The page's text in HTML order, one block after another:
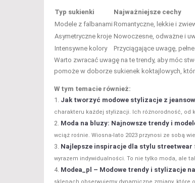
Typ sukienki Najważniejsze cechy
Modele z falbanami Romantyczne, lekkie i
Asymetryczne kroje Nowoczesne, odważne i
Intensywne kolory
Przyciągające uwagę,
Warto zwracać uwagę na te trendy, aby móc
pomoże w doborze sukienek koktajlowych,
W tym temacie również:
Jak tworzyć modowe stylizacje z
charakteru każdej stylizacji. Ich różnorodność, od
Moda na bluzy: Najnowsze trendy i
wciąż rośnie. Wiosna-lato 2023 przynosi ze sobą
Najlepsze inspiracje dla stylu streetwear
wyrazem indywidualności. To nie tylko moda, ale
Modea_pl – Modowe trendy i stylizacje
sklepach obserwujemy dynamiczne zmiany, które